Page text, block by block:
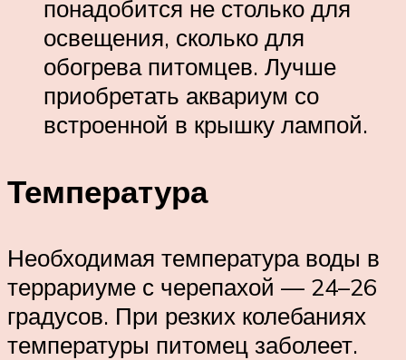
понадобится не столько для
освещения, сколько для
обогрева питомцев. Лучше
приобретать аквариум со
встроенной в крышку лампой.
Температура
Необходимая температура воды в
террариуме с черепахой — 24–26
градусов. При резких колебаниях
температуры питомец заболеет.